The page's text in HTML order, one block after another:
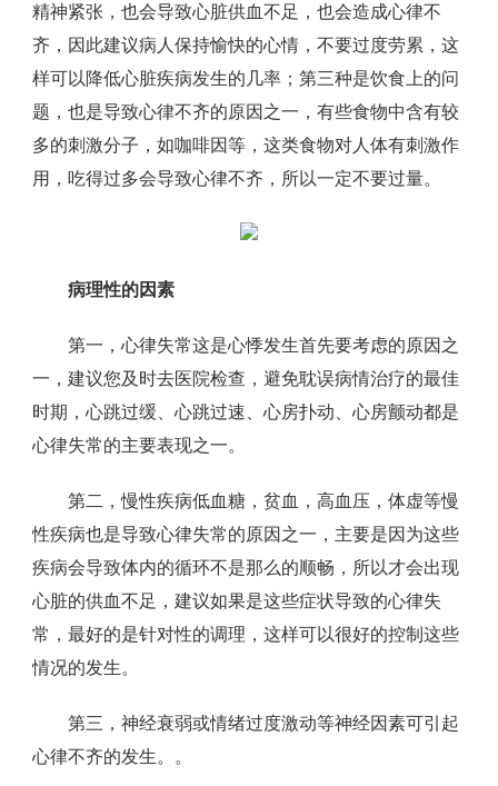
精神紧张，也会导致心脏供血不足，也会造成心律不
齐，因此建议病人保持愉快的心情，不要过度劳累，这
样可以降低心脏疾病发生的几率；第三种是饮食上的问
题，也是导致心律不齐的原因之一，有些食物中含有较
多的刺激分子，如咖啡因等，这类食物对人体有刺激作
用，吃得过多会导致心律不齐，所以一定不要过量。
病理性的因素
第一，心律失常这是心悸发生首先要考虑的原因之
一，建议您及时去医院检查，避免耽误病情治疗的最佳
时期，心跳过缓、心跳过速、心房扑动、心房颤动都是
心律失常的主要表现之一。
第二，慢性疾病低血糖，贫血，高血压，体虚等慢
性疾病也是导致心律失常的原因之一，主要是因为这些
疾病会导致体内的循环不是那么的顺畅，所以才会出现
心脏的供血不足，建议如果是这些症状导致的心律失
常，最好的是针对性的调理，这样可以很好的控制这些
情况的发生。
第三，神经衰弱或情绪过度激动等神经因素可引起
心律不齐的发生。。